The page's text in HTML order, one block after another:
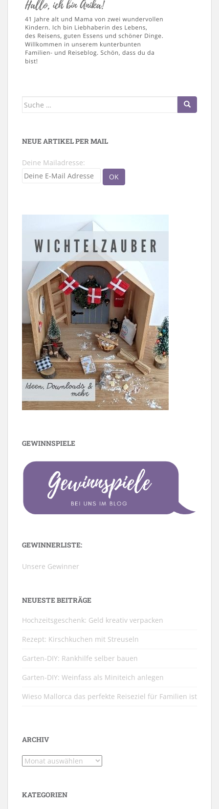
Suche
NEUE ARTIKEL PER MAIL
Deine Mailadresse:
GEWINNSPIELE
GEWINNERLISTE:
Unsere Gewinner
NEUESTE BEITRÄGE
Hochzeitsgeschenk: Geld kreativ verpacken
Rezept: Kirschkuchen mit Streuseln
Garten-DIY: Rankhilfe selber bauen
Garten-DIY: Weinfass als Miniteich anlegen
Wieso Mallorca das perfekte Reiseziel für Familien ist
ARCHIV
Archiv
KATEGORIEN